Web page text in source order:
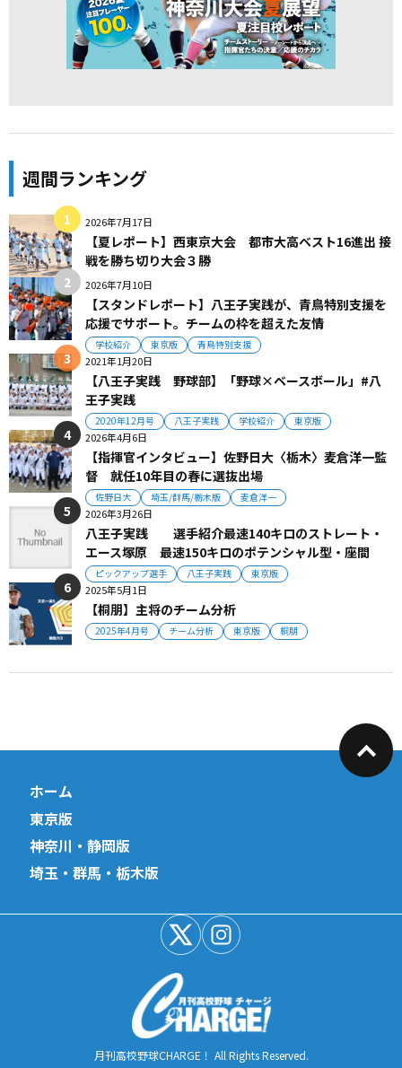
週間ランキング
2026年7月17日
【夏レポート】西東京大会 都市大高ベスト16進出 接
戦を勝ち切り大会３勝
2026年7月10日
【スタンドレポート】八王子実践が、青鳥特別支援を
応援でサポート。チームの枠を超えた友情
学校紹介 東京版 青鳥特別支援
2021年1月20日
【八王子実践 野球部】「野球×ベースボール」#八
王子実践
2020年12月号 八王子実践 学校紹介 東京版
2026年4月6日
【指揮官インタビュー】佐野日大〈栃木〉麦倉洋一監
督 就任10年目の春に選抜出場
佐野日大 埼玉/群馬/栃木版 麦倉洋一
2026年3月26日
八王子実践 選手紹介最速140キロのストレート・
エース塚原 最速150キロのポテンシャル型・座間
ピックアップ選手 八王子実践 東京版
2025年5月1日
【桐朋】主将のチーム分析
2025年4月号 チーム分析 東京版 桐朋
ホーム
東京版
神奈川・静岡版
埼玉・群馬・栃木版
月刊高校野球CHARGE！ All Rights Reserved.